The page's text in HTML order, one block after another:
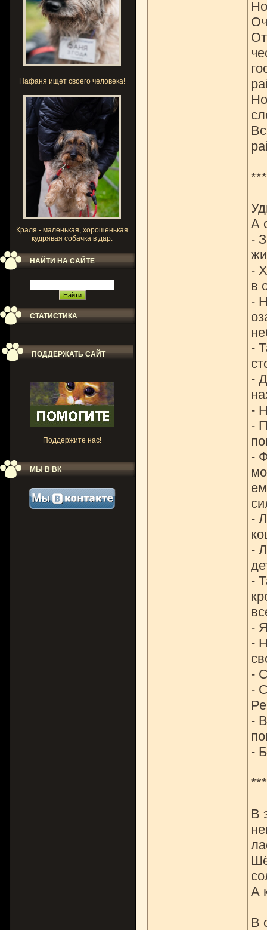
Нафаня ищет своего человека!
Краля - маленькая, хорошенькая
кудрявая собачка в дар.
НАЙТИ НА САЙТЕ
СТАТИСТИКА
ПОДДЕРЖАТЬ САЙТ
Поддержите нас!
МЫ В ВК
***
А
-
-
в
-
-
-
-
-
-
-
-
-
-
-
-
-
-
-
***
В
А
В